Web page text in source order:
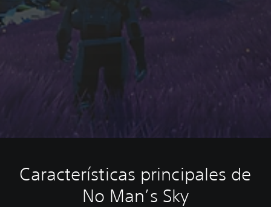
Características principales de
No Man’s Sky